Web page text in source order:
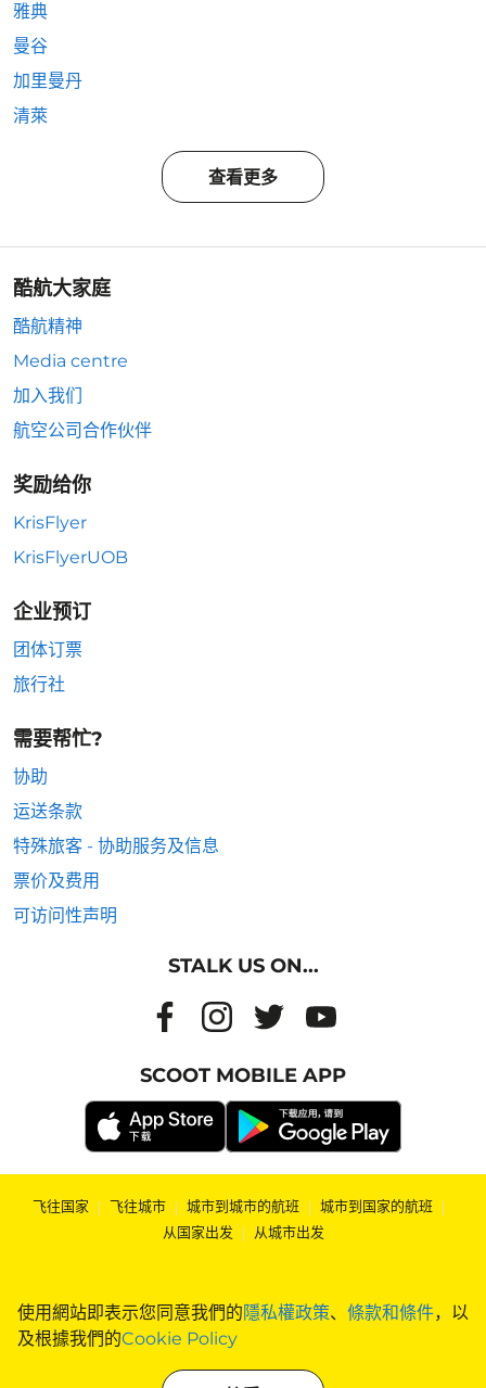
使用網站即表示您同意我們的隱私權政策、 條款和條件，以
及根據我們的Cookie Policy
雅典
曼谷
加里曼丹
清萊
查看更多
酷航大家庭
酷航精神
Media centre
加入我们
航空公司合作伙伴
奖励给你
KrisFlyer
KrisFlyerUOB
企业预订
团体订票
旅行社
需要帮忙?
协助
运送条款
特殊旅客 - 协助服务及信息
票价及费用
可访问性声明
STALK US ON...
SCOOT MOBILE APP
飞往国家 | 飞往城市 | 城市到城市的航班 | 城市到国家的航班 |
从国家出发 | 从城市出发